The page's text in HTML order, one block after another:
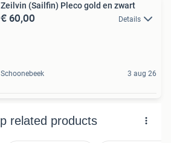
Zeilvin (Sailfin) Pleco gold en zwart
€ 60,00 Details
Schoonebeek 3 aug 26